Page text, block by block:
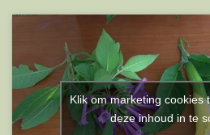
Klik om marketing cookies
deze inhoud in te